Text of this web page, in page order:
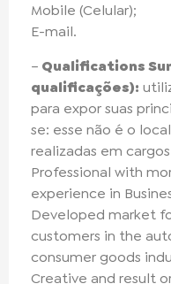
Mobile (Celular);
E-mail.
– Qualifications
qualificações):
para expor suas
se: esse não é o
realizadas em
Professional with
experience in
Developed market
customers in the
consumer goods
Creative and result